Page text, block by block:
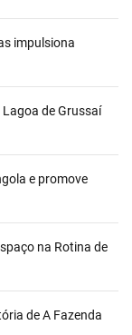
impulsiona
de Grussaí
e promove
na Rotina de
de A Fazenda